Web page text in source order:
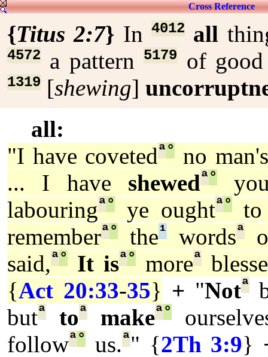
Cross Reference
{Titus 2:7} In 4012 all
4572 a pattern 5179 of
1319 [shewing]
all:
"I have covetedª°
no man's
... I have shewedª°
labouringª° ye oughtª°to
rememberª° the¹ wordsª
said,ª° It isª° moreª
{Act 20:33-35} + "Notª
butª toªmakeª°
followª° us.ª" {2Th 3:9}